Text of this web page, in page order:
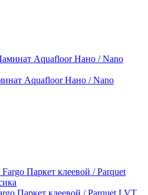
Aquafloor Нано / Nano